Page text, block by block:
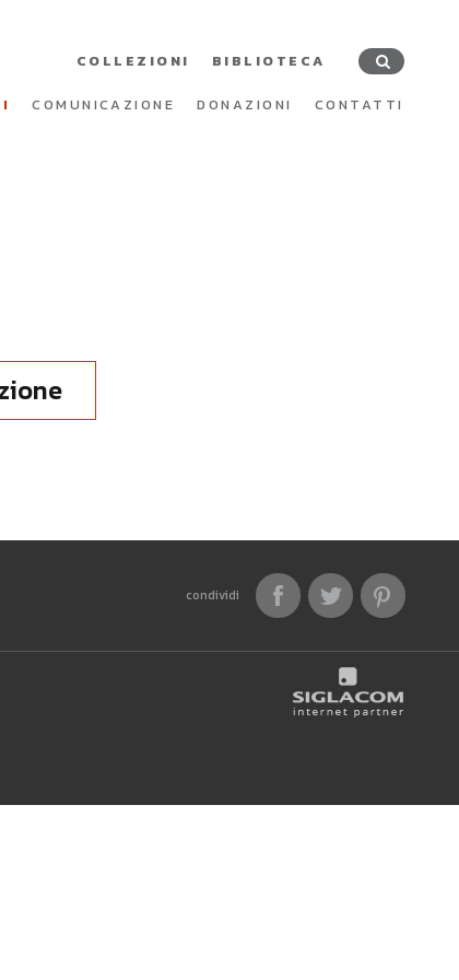
COLLEZIONI BIBLIOTECA
COMUNICAZIONE DONAZIONI CONTATTI
condividi